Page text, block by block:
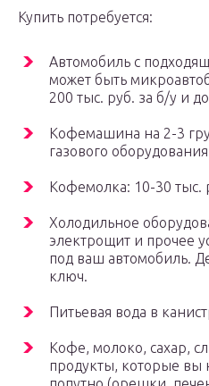
Купить потребуется:
Автомобиль с
может быть
200 тыс. руб. за б/у и
Кофемашина на 2-3
газового
Кофемолка: 10-30 тыс.
Холодильное
электрощит и прочее
под ваш автомобиль.
ключ.
Питьевая вода в
Кофе, молоко, сахар,
продукты, которые вы